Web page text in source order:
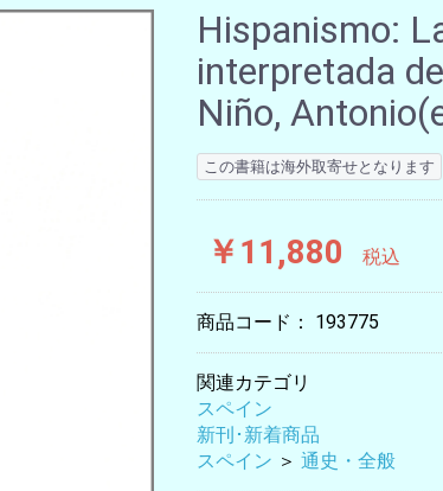
美術
音楽・舞踊
スポーツ
演劇・映画
料理・食文化
マンガ・コミック
その他
Hispanismo:
interpretada
Niño,
この書籍は海外取寄せとなります
￥11,880 税込
商品コード： 193775
関連カテゴリ
スペイン
新刊･新着商品
スペイン ＞ 通史・全般